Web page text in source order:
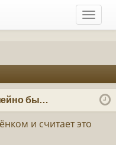
T
o
l
n
v
i
Семейно бытовые конфликты
и считает это